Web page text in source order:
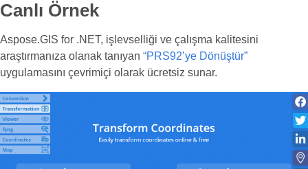
Canlı Örnek
Aspose.GIS for .NET, işlevselliği ve çalışma kalitesini
araştırmanıza olanak tanıyan “PRS92’ye Dönüştür”
uygulamasını çevrimiçi olarak ücretsiz sunar.